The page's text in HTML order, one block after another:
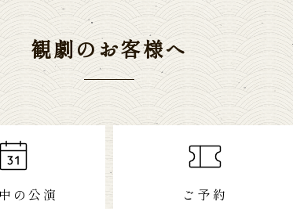
観劇のお客様へ
の公演 ご予約